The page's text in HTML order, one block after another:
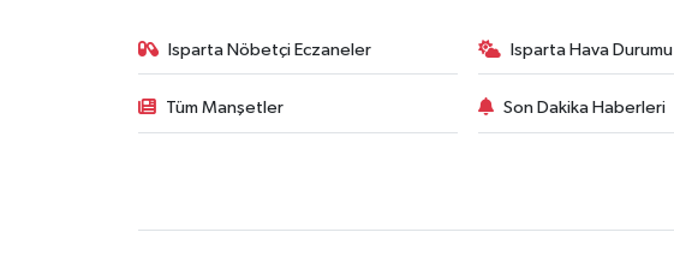
Isparta Nöbetçi Eczaneler Isparta Hava Durumu
Tüm Manşetler Son Dakika Haberleri